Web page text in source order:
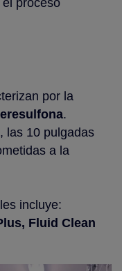
proceso
por la
.
las 10 pulgadas
a la
incluye:
Fluid Clean